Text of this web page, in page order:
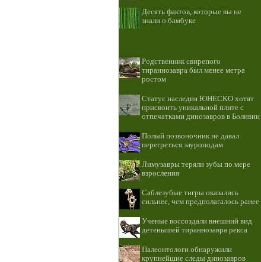
Десять фактов, которые вы не
знали о бамбуке
Родственник свирепого
тираннозавра был менее метра
ростом
Статус наследия ЮНЕСКО хотят
присвоить уникальной плите с
отпечатками динозавров в Боливии
Полый позвоночник не давал
перегреться зауроподам
Лимузавры теряли зубы по мере
взросления
Саблезубые тигры оказались
сильнее, чем предполагалось ранее
Ученые воссоздали внешний вид
детенышей тираннозавра рекса
Палеонтологи обнаружили
крупнейшие следы динозавров